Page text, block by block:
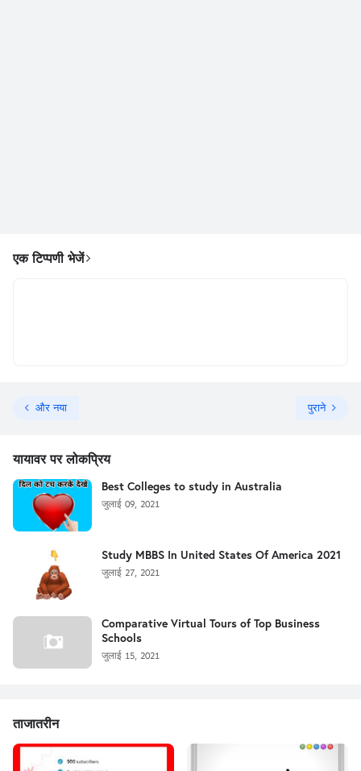
एक टिप्पणी भेजें
और नया पुराने
यायावर पर लोकप्रिय
Best Colleges to study in Australia
जुलाई 09, 2021
Study MBBS In United States Of America 2021
जुलाई 27, 2021
Comparative Virtual Tours of Top Business
Schools
जुलाई 15, 2021
ताजातरीन